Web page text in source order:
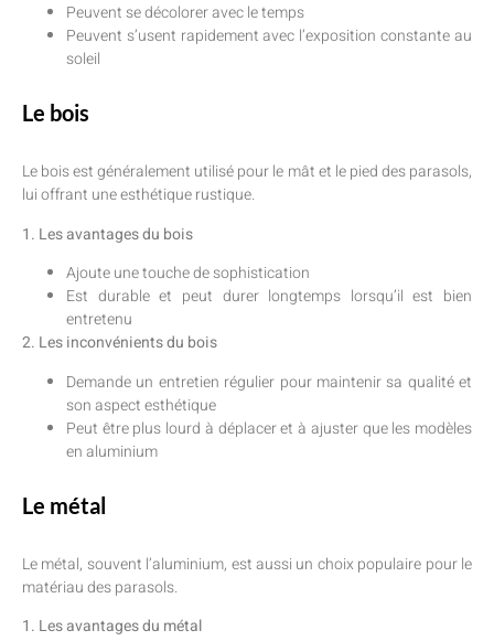
Peuvent se décolorer avec le temps
Peuvent s’usent rapidement avec l’exposition constante au
soleil
Le bois
Le bois est généralement utilisé pour le mât et le pied des parasols,
lui offrant une esthétique rustique.
1. Les avantages du bois
Ajoute une touche de sophistication
Est durable et peut durer longtemps lorsqu’il est bien
entretenu
2. Les inconvénients du bois
Demande un entretien régulier pour maintenir sa qualité et
son aspect esthétique
Peut être plus lourd à déplacer et à ajuster que les modèles
en aluminium
Le métal
Le métal, souvent l’aluminium, est aussi un choix populaire pour le
matériau des parasols.
1. Les avantages du métal